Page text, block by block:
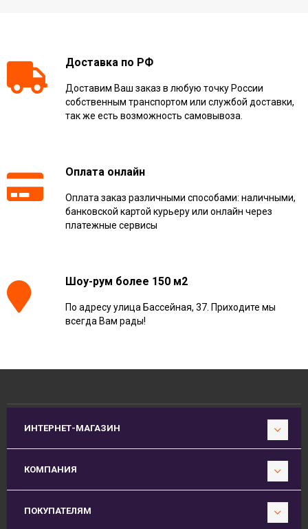
Доставка по РФ
Доставим Ваш заказ в любую точку России
собственным транспортом или службой доставки,
так же есть возможность самовывоза.
Оплата онлайн
Оплата заказ различными способами: наличными,
банковской картой курьеру или онлайн через
платежные сервисы
Шоу-рум более 150 м2
По адресу улица Бассейная, 37. Приходите мы
всегда Вам рады!
ИНТЕРНЕТ-МАГАЗИН
КОМПАНИЯ
ПОКУПАТЕЛЯМ